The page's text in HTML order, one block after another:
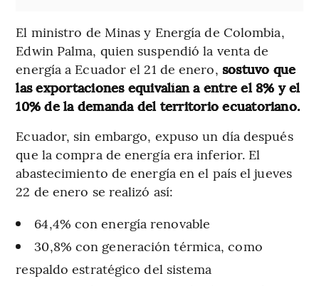
El ministro de Minas y Energía de Colombia,
Edwin Palma, quien suspendió la venta de
energía a Ecuador el 21 de enero, sostuvo que
las exportaciones equivalían a entre el 8% y el
10% de la demanda del territorio ecuatoriano.
Ecuador, sin embargo, expuso un día después
que la compra de energía era inferior. El
abastecimiento de energía en el país el jueves
22 de enero se realizó así:
64,4% con energía renovable
30,8% con generación térmica, como
respaldo estratégico del sistema